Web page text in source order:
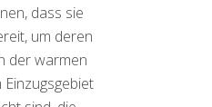
dass sie
um deren
der warmen